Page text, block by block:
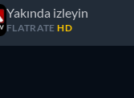
Yakında izleyin
FLATRATE HD